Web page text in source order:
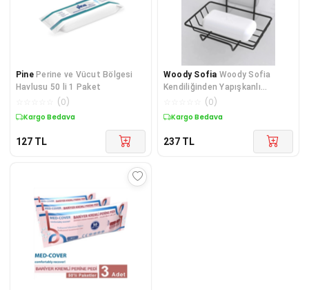
Pine Perine ve Vücut Bölgesi
Havlusu 50 li 1 Paket
(0)
Kargo Bedava
127 TL
Woody Sofia Woody Sofia
Kendiliğinden Yapışkanlı
Dekoratif Tekli Sabunluk Si
(0)
Kargo Bedava
237 TL